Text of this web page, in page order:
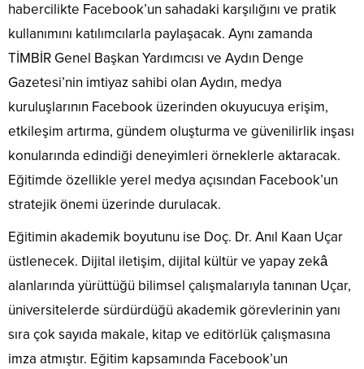
habercilikte Facebook’un sahadaki karşılığını ve pratik
kullanımını katılımcılarla paylaşacak. Aynı zamanda
TİMBİR Genel Başkan Yardımcısı ve Aydın Denge
Gazetesi’nin imtiyaz sahibi olan Aydın, medya
kuruluşlarının Facebook üzerinden okuyucuya erişim,
etkileşim artırma, gündem oluşturma ve güvenilirlik inşası
konularında edindiği deneyimleri örneklerle aktaracak.
Eğitimde özellikle yerel medya açısından Facebook’un
stratejik önemi üzerinde durulacak.
Eğitimin akademik boyutunu ise Doç. Dr. Anıl Kaan Uçar
üstlenecek. Dijital iletişim, dijital kültür ve yapay zekâ
alanlarında yürüttüğü bilimsel çalışmalarıyla tanınan Uçar,
üniversitelerde sürdürdüğü akademik görevlerinin yanı
sıra çok sayıda makale, kitap ve editörlük çalışmasına
imza atmıştır. Eğitim kapsamında Facebook’un